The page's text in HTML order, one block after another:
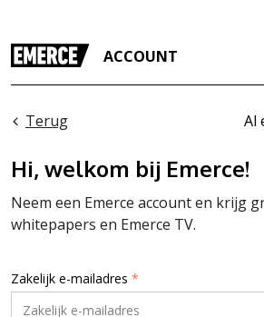
ACCOUNT
Terug Al
Hi, welkom bij Emerce!
Neem een Emerce account en krijg
whitepapers en Emerce TV.
Zakelijk e-mailadres *